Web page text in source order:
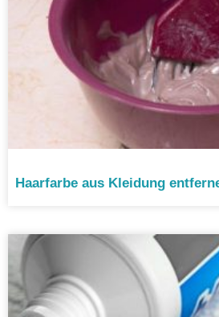
Haarfarbe aus Kleidung